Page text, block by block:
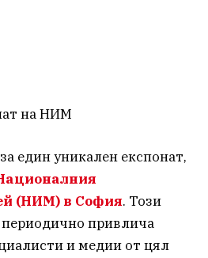
на НИМ
един уникален експонат,
(НИМ) в София. Този
привлича
и медии от цял